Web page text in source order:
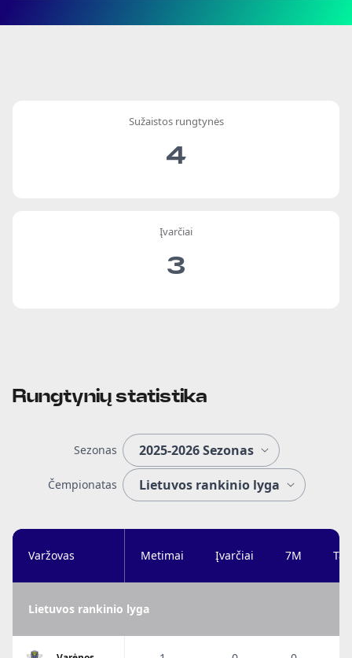
Sužaistos rungtynės
4
Įvarčiai
3
Rungtynių statistika
Sezonas
Čempionatas
Varžovas Metimai Įvarčiai 7M
Lietuvos rankinio lyga